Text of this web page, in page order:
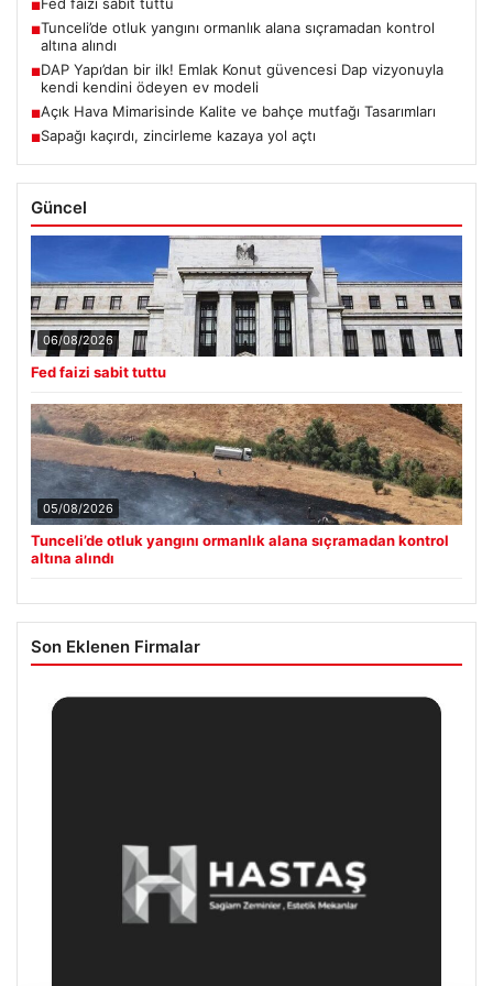
■
■Tunceli’de otluk yangını ormanlık alana sıçramadan kontrol
altına alındı
■DAP Yapı’dan bir ilk! Emlak Konut güvencesi Dap vizyonuyla
kendi kendini ödeyen ev modeli
■Açık Hava Mimarisinde Kalite ve bahçe mutfağı Tasarımları
■Sapağı kaçırdı, zincirleme kazaya yol açtı
Güncel
06/08/2026
Fed faizi sabit tuttu
05/08/2026
Tunceli’de otluk yangını ormanlık alana sıçramadan kontrol
altına alındı
Son Eklenen Firmalar